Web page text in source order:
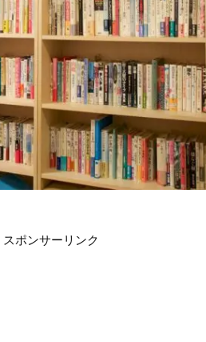
スポンサーリンク